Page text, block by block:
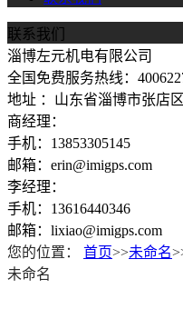
联系我们
淄博左元机电有限公司
全国免费服务热线：
地址 ：山东省淄博市张店
商经理：
手机：13853305145
邮箱：erin@imigps.com
李经理：
手机：13616440346
邮箱：lixiao@imigps.com
您的位置：
首页>>未命名
未命名